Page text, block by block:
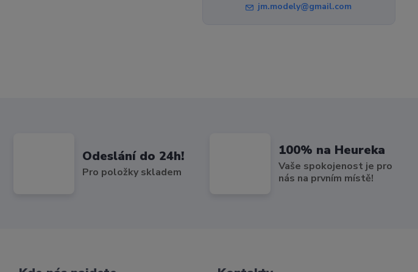
jm.modely@gmail.com
Odeslání do 24h!
Pro položky skladem
100% na Heureka
Vaše spokojenost je pro
nás na prvním místě!